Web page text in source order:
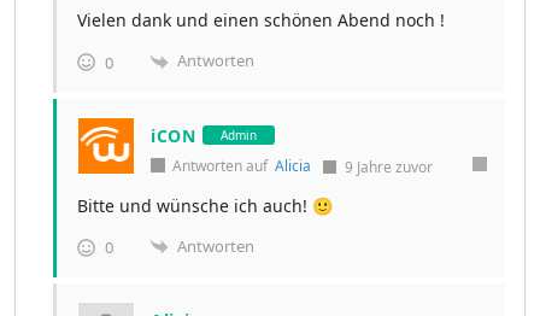
Vielen dank und einen schönen Abend noch !
0 Antworten
iCON Admin
Antworten auf Alicia 9 Jahre zuvor
Bitte und wünsche ich auch! 🙂
0 Antworten